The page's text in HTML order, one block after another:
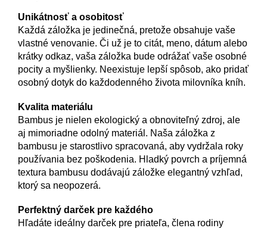
Unikátnosť a osobitosť
Každá záložka je jedinečná, pretože obsahuje vaše
vlastné venovanie. Či už je to citát, meno, dátum alebo
krátky odkaz, vaša záložka bude odrážať vaše osobné
pocity a myšlienky. Neexistuje lepší spôsob, ako pridať
osobný dotyk do každodenného života milovníka kníh.
Kvalita materiálu
Bambus je nielen ekologický a obnoviteľný zdroj, ale
aj mimoriadne odolný materiál. Naša záložka z
bambusu je starostlivo spracovaná, aby vydržala roky
používania bez poškodenia. Hladký povrch a príjemná
textura bambusu dodávajú záložke elegantný vzhľad,
ktorý sa neopozerá.
Perfektný darček pre každého
Hľadáte ideálny darček pre priateľa, člena rodiny